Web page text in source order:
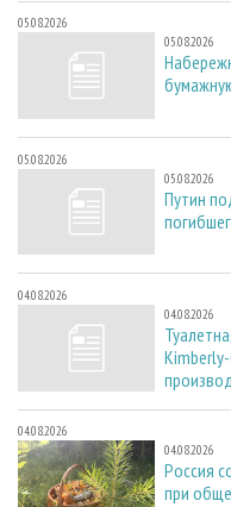
05.08.2026
05.08.2026
05.08.2026
05.08.2026
Путин
04.08.2026
04.08.2026
04.08.2026
04.08.2026
Россия
при